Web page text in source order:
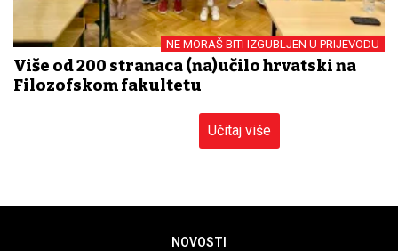
NE MORAŠ BITI IZGUBLJEN U PRIJEVODU
Više od 200 stranaca (na)učilo hrvatski na
Filozofskom fakultetu
Učitaj više
NOVOSTI